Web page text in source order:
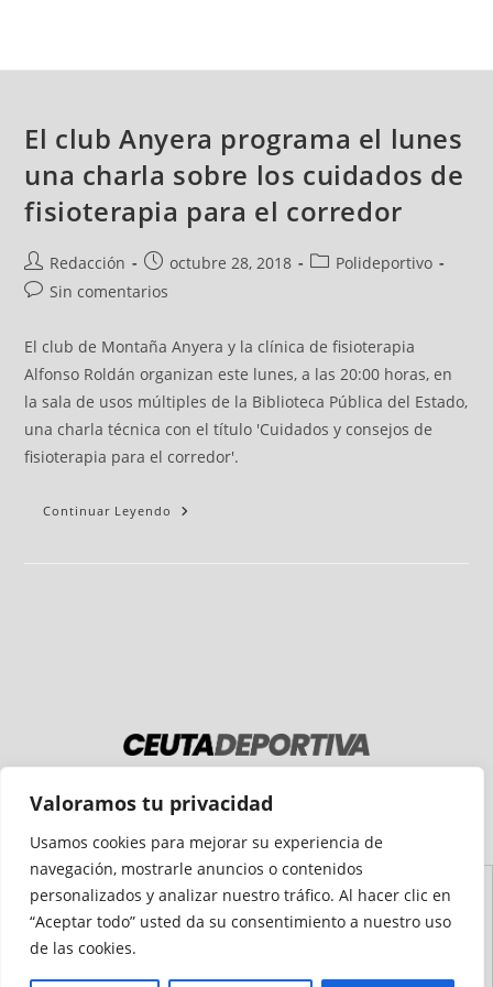
Valoramos tu privacidad
Usamos cookies para mejorar su experiencia de
navegación, mostrarle anuncios o contenidos
personalizados y analizar nuestro tráfico. Al hacer clic en
“Aceptar todo” usted da su consentimiento a nuestro uso
de las cookies.
El club Anyera programa el lunes
una charla sobre los cuidados de
fisioterapia para el corredor
Redacción octubre 28, 2018
Polideportivo
Sin comentarios
El club de Montaña Anyera y la clínica de fisioterapia
Alfonso Roldán organizan este lunes, a las 20:00 horas, en
la sala de usos múltiples de la Biblioteca Pública del Estado,
una charla técnica con el título 'Cuidados y consejos de
fisioterapia para el corredor'.
Continuar Leyendo
Aviso
Legal
Declaración de
Accesibilidad
Mapa del
Sitio
Política de
Cookies
Política de
Privacidad